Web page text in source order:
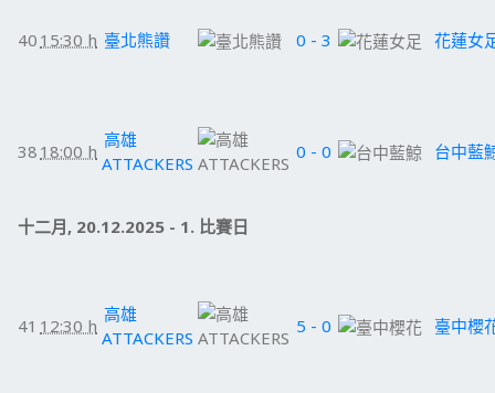
40 15:30 h 臺北熊讚 0 - 3 花蓮女
38 18:00 h
高雄
ATTACKERS
0 - 0 台中藍
十二月, 20.12.2025 - 1. 比賽日
41 12:30 h
高雄
ATTACKERS
5 - 0 臺中櫻